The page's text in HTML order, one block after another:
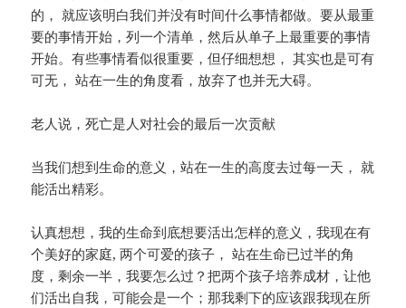
的， 就应该明白我们并没有时间什么事情都做。要从最重
要的事情开始，列一个清单，然后从单子上最重要的事情
开始。有些事情看似很重要，但仔细想想， 其实也是可有
可无， 站在一生的角度看，放弃了也并无大碍。
老人说，死亡是人对社会的最后一次贡献
当我们想到生命的意义，站在一生的高度去过每一天， 就
能活出精彩。
认真想想，我的生命到底想要活出怎样的意义，我现在有
个美好的家庭, 两个可爱的孩子， 站在生命已过半的角
度，剩余一半，我要怎么过？把两个孩子培养成材，让他
们活出自我，可能会是一个；那我剩下的应该跟我现在所